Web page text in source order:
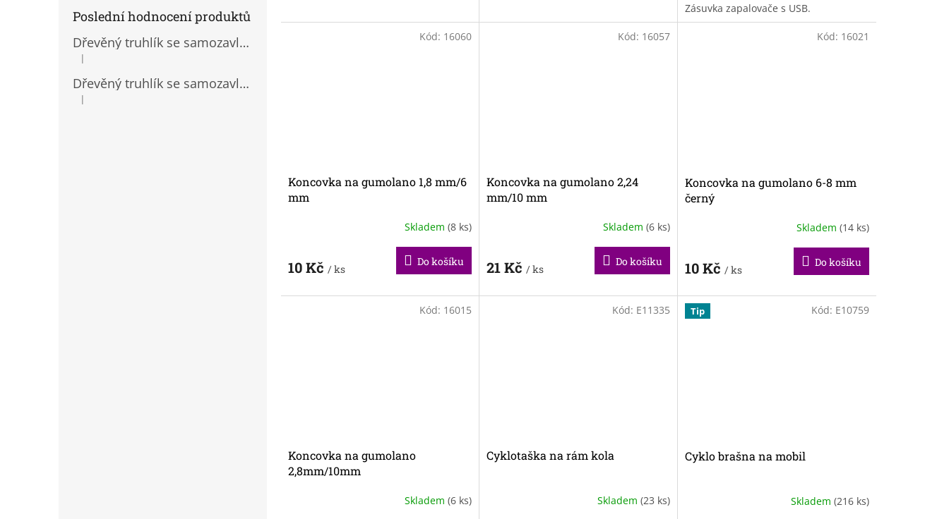
Poslední hodnocení produktů
Dřevěný truhlík se samozavlažovací vložkou
Hodnocení produktu je 5 z 5 hvězdiček.
|
Dřevěný truhlík se samozavlažovací vložkou
Hodnocení produktu je 5 z 5 hvězdiček.
|
Zásuvka zapalovače s USB.
Koncovka na gumolano 1,8 mm/6
mm
Skladem (8 ks)
10 Kč / ks
Do košíku
Kód: 16060
Koncovka na gumolano 2,24
mm/10 mm
Skladem (6 ks)
21 Kč / ks
Do košíku
Kód: 16057
Koncovka na gumolano 6-8 mm
černý
Skladem (14 ks)
10 Kč / ks
Do košíku
Kód: 16021
Koncovka na gumolano
2,8mm/10mm
Skladem (6 ks)
Kód: 16015
Cyklotaška na rám kola
Skladem (23 ks)
Kód: E11335 Tip
Cyklo brašna na mobil
Skladem (216 ks)
Kód: E10759